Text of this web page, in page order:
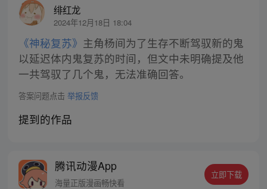
绯红龙
2024年12月18日 18:04
《神秘复苏》 主角杨间为了生存不断驾驭新的鬼
以延迟体内鬼复苏的时间，但文中未明确提及他
一共驾驭了几个鬼，无法准确回答。
答案问题点击 举报反馈
提到的作品
腾讯动漫App
海量正版漫画畅快看
立即下载